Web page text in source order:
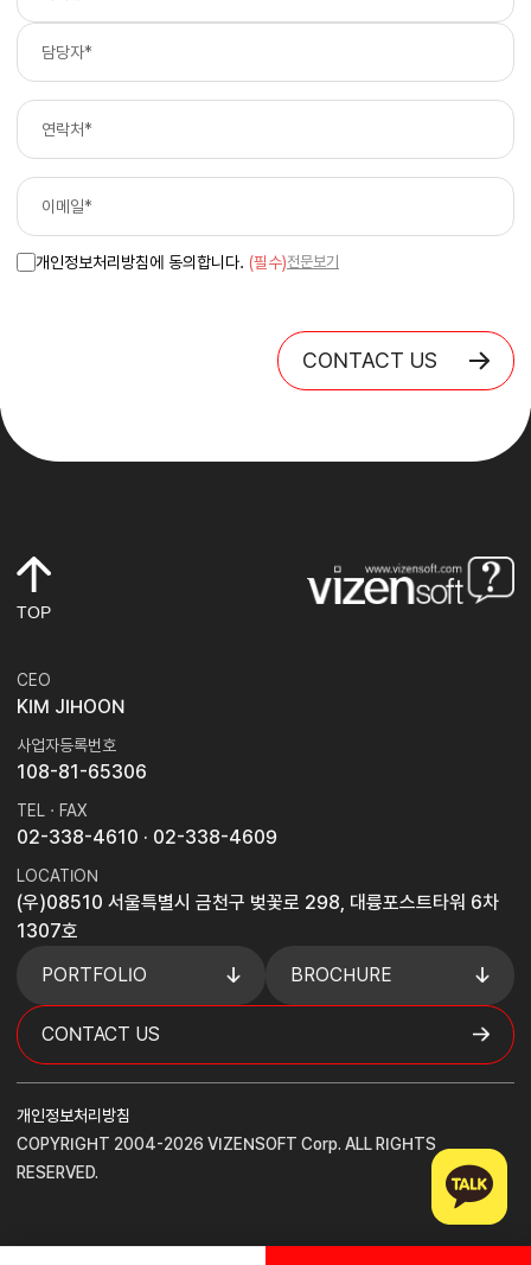
개인정보처리방침에 동의합니다. (필수)전문보기
CONTACT US
TOP
CEO
KIM JIHOON
사업자등록번호
108-81-65306
TEL · FAX
02-338-4610 · 02-338-4609
LOCATION
(우)08510 서울특별시 금천구 벚꽃로 298, 대륭포스트타워 6차
1307호
PORTFOLIO
BROCHURE
CONTACT US
개인정보처리방침
COPYRIGHT 2004-2026 VIZENSOFT Corp. ALL RIGHTS
RESERVED.